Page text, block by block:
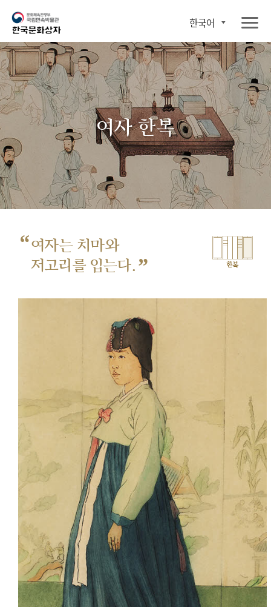
한국어
여자 한복
“여자는 치마와
저고리를 입는다. ” 한복